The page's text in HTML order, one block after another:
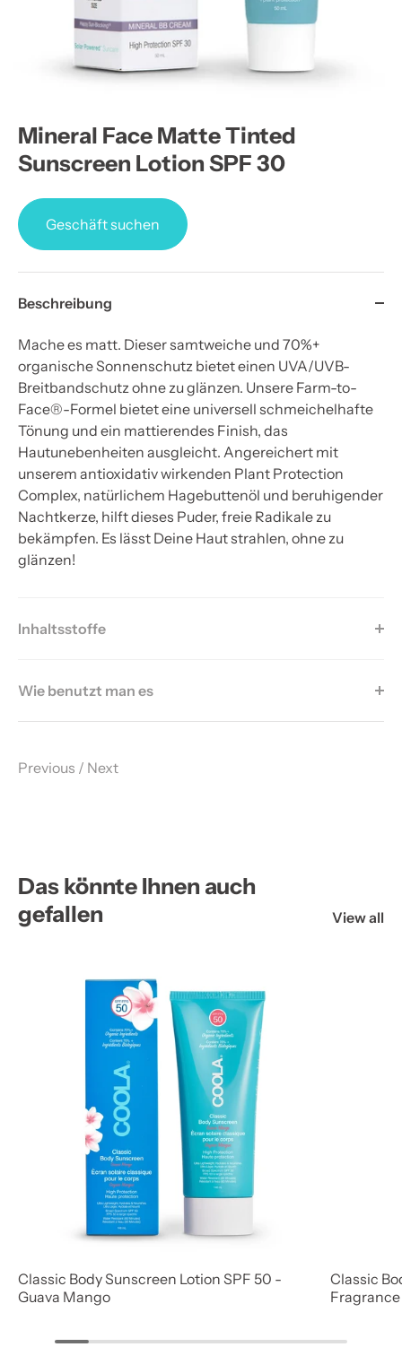
Mineral Face Matte Tinted
Sunscreen Lotion SPF 30
Geschäft suchen
Beschreibung
Mache es matt. Dieser samtweiche und 70%+
organische Sonnenschutz bietet einen UVA/UVB-
Breitbandschutz ohne zu glänzen. Unsere Farm-to-
Face®-Formel bietet eine universell schmeichelhafte
Tönung und ein mattierendes Finish, das
Hautunebenheiten ausgleicht. Angereichert mit
unserem antioxidativ wirkenden Plant Protection
Complex, natürlichem Hagebuttenöl und beruhigender
Nachtkerze, hilft dieses Puder, freie Radikale zu
bekämpfen. Es lässt Deine Haut strahlen, ohne zu
glänzen!
Inhaltsstoffe
Wie benutzt man es
Previous / Next
Das könnte Ihnen auch
gefallen
View all
Classic Body Sunscreen Lotion SPF 50 -
Guava Mango
Classic